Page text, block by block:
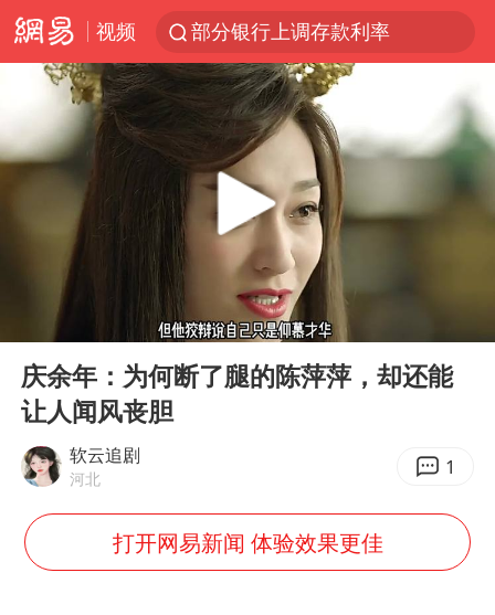
视频
部分银行上调存款利率
小沈阳加盟《披荆斩棘》
新疆生产建设兵团生态环境局原局长被查
朱一龙的鼻子怎么了
国乒连续两站无缘冠军
上海鼓励居家办公
4.2平卫生间补漏注胶花1.55万
周星驰妈妈现身香港首映礼
白海豚路径图
56岁刘奕君跟13岁女儿合跳
Play
00:00
庆余年：为何断了腿的陈萍萍，却还能
让人闻风丧胆
软云追剧
河北 1
打开网易新闻 体验效果更佳